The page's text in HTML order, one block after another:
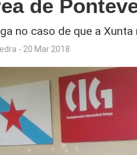
de
no caso de que a Xunta
- 20 Mar 2018